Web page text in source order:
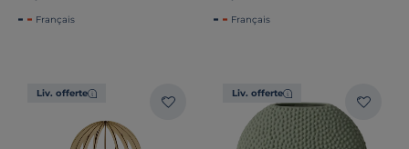
Français Français
Liv. offerte Liv. offerte